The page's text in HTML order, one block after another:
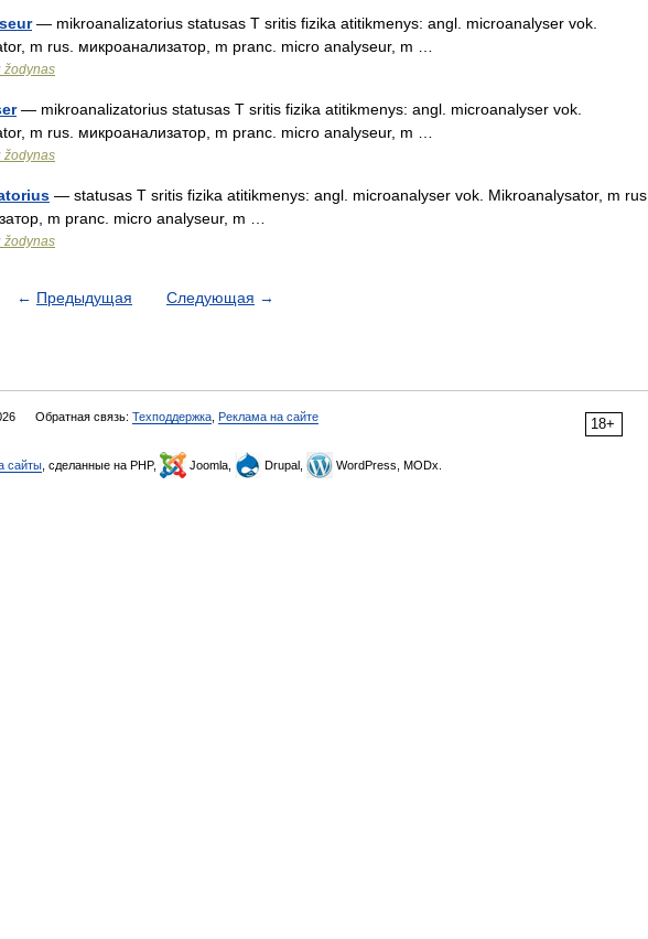
— mikroanalizatorius statusas T sritis fizika atitikmenys: angl. microanalyser vok.
m rus. микроанализатор, m pranc. micro analyseur, m …
žodynas
— mikroanalizatorius statusas T sritis fizika atitikmenys: angl. microanalyser vok.
m rus. микроанализатор, m pranc. micro analyseur, m …
žodynas
— statusas T sritis fizika atitikmenys: angl. microanalyser vok. Mikroanalysator, m rus.
m pranc. micro analyseur, m …
žodynas
← Предыдущая Следующая →
18+
Обратная связь: Техподдержка Реклама на сайте
сайты , сделанные на PHP, Joomla, Drupal, WordPress, MODx.